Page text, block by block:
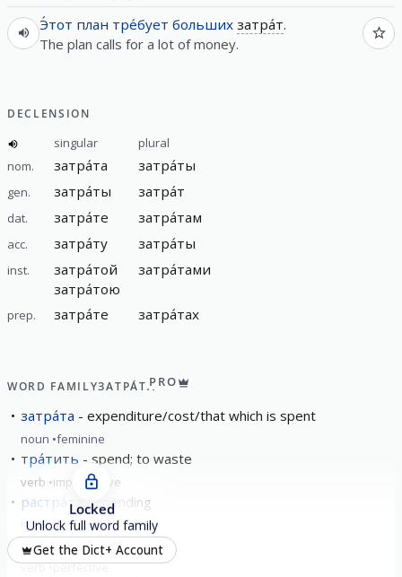
Э́тот план тре́бует больших затра́т.
The plan calls for a lot of money.
DECLENSION
singular
plural
nom.
затра́та затра́ты
gen. затра́ты затра́т
dat. затра́те затра́там
acc. затра́ту затра́ты
inst.
затра́той
затра́тою
затра́тами
prep. затра́те затра́тах
WORD FAMILYЗАТРА́ТАPRO
затра́та expenditure/cost/that which is spent
noun feminine
тра́тить spend; to waste
verb imperfective
растра́та spending
noun feminine
утра́тить lose
verb perfective
Locked
Unlock full word family
Get the Dict+ Account